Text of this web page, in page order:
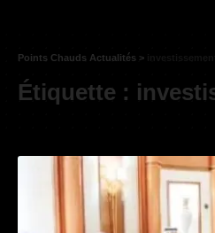
Points Chauds Actualités >
Étiquette :